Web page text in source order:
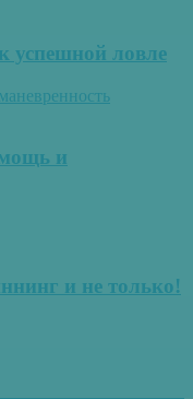
успешной ловле
и
и не только!